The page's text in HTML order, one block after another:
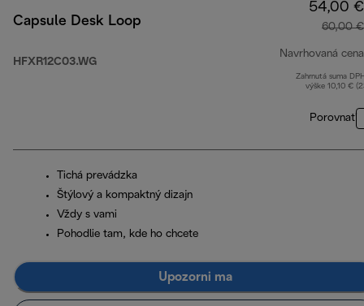
Capsule Desk Loop
HFXR12C03.WG
54,00 €
60,00 €
Navrhovaná cena
Zahrnutá suma
výške 10,10 €
Porovnať
Tichá prevádzka
Štýlový a kompaktný dizajn
Vždy s vami
Pohodlie tam, kde ho chcete
Upozorni ma